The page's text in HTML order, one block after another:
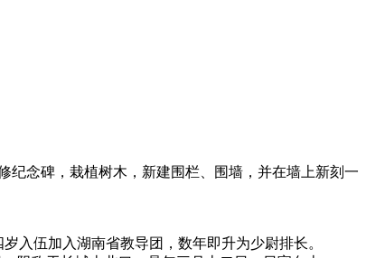
纪念碑，栽植树木，新建围栏、围墙，并在墙上新刻一
入伍加入湖南省教导团，数年即升为少尉排长。